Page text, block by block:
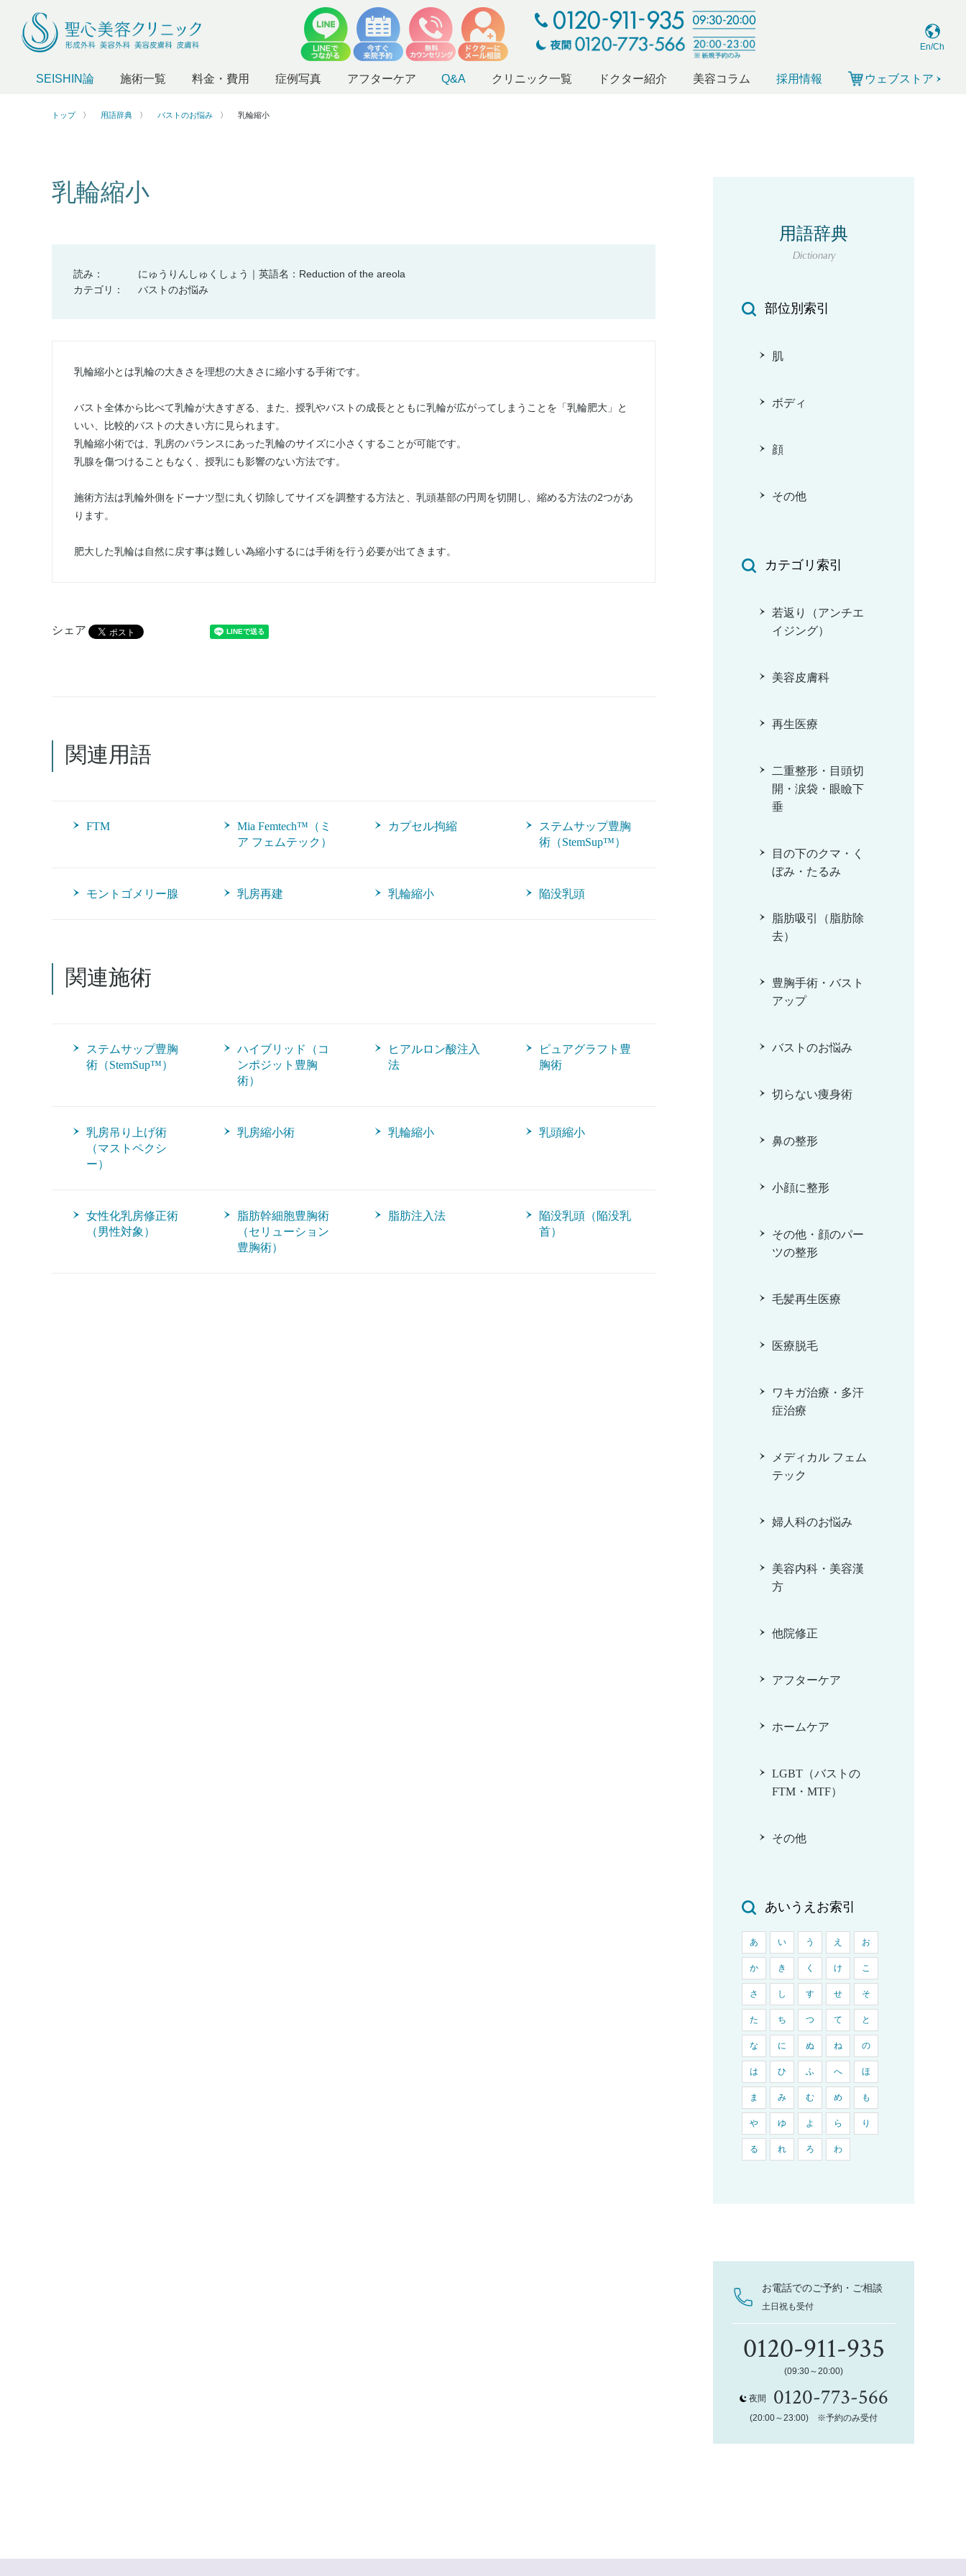
En/Ch
SEISHIN論 施術一覧 料金・費用 症例写真 アフターケア Q&A クリニック一覧 ドクター紹介 美容コラム 採用情報 ウェブストア
トップ 用語辞典 バストのお悩み 乳輪縮小
用語辞典
Dictionary
部位別索引
肌
ボディ
顔
その他
カテゴリ索引
若返り（アンチエ
イジング）
美容皮膚科
再生医療
二重整形・目頭切
開・涙袋・眼瞼下
垂
目の下のクマ・く
ぼみ・たるみ
脂肪吸引（脂肪除
去）
豊胸手術・バスト
アップ
バストのお悩み
切らない痩身術
鼻の整形
小顔に整形
その他・顔のパー
ツの整形
毛髪再生医療
医療脱毛
ワキガ治療・多汗
症治療
メディカル フェム
テック
婦人科のお悩み
美容内科・美容漢
方
他院修正
アフターケア
ホームケア
LGBT（バストの
FTM・MTF）
その他
あいうえお索引
あ い う え お
か き く け こ
さ し す せ そ
た ち つ て と
な に ぬ ね の
は ひ ふ へ ほ
ま み む め も
や ゆ よ ら り
る れ ろ わ
お電話でのご予約・ご相談
土日祝も受付
0120-911-935
(09:30～20:00)
夜間 0120-773-566
(20:00～23:00) ※予約のみ受付
乳輪縮小
読み：
にゅうりんしゅくしょう｜英語名：Reduction of the areola
カテゴリ：
バストのお悩み
乳輪縮小とは乳輪の大きさを理想の大きさに縮小する手術です。
バスト全体から比べて乳輪が大きすぎる、また、授乳やバストの成長とともに乳輪が広がってしまうことを「乳輪肥大」と
いい、比較的バストの大きい方に見られます。
乳輪縮小術では、乳房のバランスにあった乳輪のサイズに小さくすることが可能です。
乳腺を傷つけることもなく、授乳にも影響のない方法です。
施術方法は乳輪外側をドーナツ型に丸く切除してサイズを調整する方法と、乳頭基部の円周を切開し、縮める方法の2つがあ
ります。
肥大した乳輪は自然に戻す事は難しい為縮小するには手術を行う必要が出てきます。
シェア
関連用語
FTM
Mia Femtech™（ミ
ア フェムテック）
カプセル拘縮
ステムサップ豊胸
術（StemSup™）
モントゴメリー腺 乳房再建 乳輪縮小 陥没乳頭
関連施術
ステムサップ豊胸
術（StemSup™）
ハイブリッド（コ
ンポジット豊胸
術）
ヒアルロン酸注入
法
ピュアグラフト豊
胸術
乳房吊り上げ術
（マストペクシ
ー）
乳房縮小術 乳輪縮小 乳頭縮小
女性化乳房修正術
（男性対象）
脂肪幹細胞豊胸術
（セリューション
豊胸術）
脂肪注入法
陥没乳頭（陥没乳
首）